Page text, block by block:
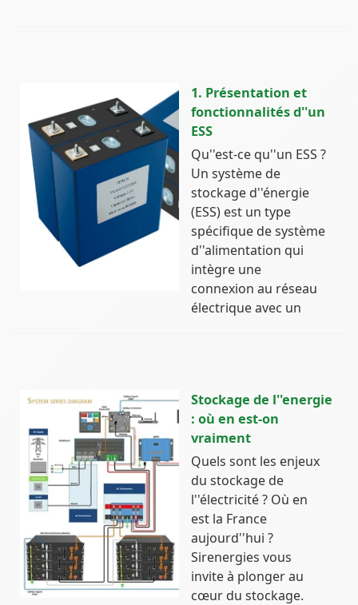
1. Présentation et
fonctionnalités d''un
ESS
Qu''est-ce qu''un ESS ?
Un système de
stockage d''énergie
(ESS) est un type
spécifique de système
d''alimentation qui
intègre une
connexion au réseau
électrique avec un
Stockage de l''energie
: où en est-on
vraiment
Quels sont les enjeux
du stockage de
l''électricité ? Où en
est la France
aujourd''hui ?
Sirenergies vous
invite à plonger au
cœur du stockage.